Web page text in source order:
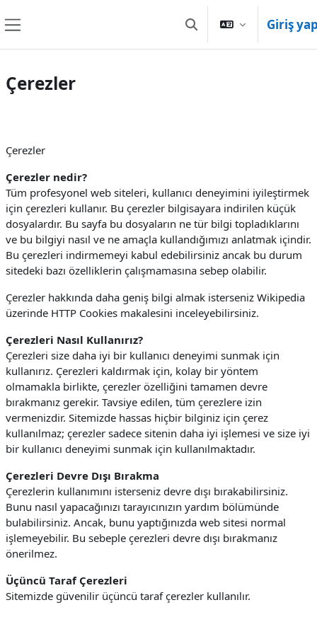
Arama girişini değiştir
Giriş
Çerezler
Çerezler
Çerezler nedir?
Tüm profesyonel web siteleri, kullanıcı deneyimini iyileştirmek
için çerezleri kullanır. Bu çerezler bilgisayara indirilen küçük
dosyalardır. Bu sayfa bu dosyaların ne tür bilgi topladıklarını
ve bu bilgiyi nasıl ve ne amaçla kullandığımızı anlatmak içindir.
Bu çerezleri indirmemeyi kabul edebilirsiniz ancak bu durum
sitedeki bazı özelliklerin çalışmamasına sebep olabilir.
Çerezler hakkında daha geniş bilgi almak isterseniz Wikipedia
üzerinde HTTP Cookies makalesini inceleyebilirsiniz.
Çerezleri Nasıl Kullanırız?
Çerezleri size daha iyi bir kullanıcı deneyimi sunmak için
kullanırız. Çerezleri kaldırmak için, kolay bir yöntem
olmamakla birlikte, çerezler özelliğini tamamen devre
bırakmanız gerekir. Tavsiye edilen, tüm çerezlere izin
vermenizdir. Sitemizde hassas hiçbir bilginiz için çerez
kullanılmaz; çerezler sadece sitenin daha iyi işlemesi ve size iyi
bir kullanıcı deneyimi sunmak için kullanılmaktadır.
Çerezleri Devre Dışı Bırakma
Çerezlerin kullanımını isterseniz devre dışı bırakabilirsiniz.
Bunu nasıl yapacağınızı tarayıcınızın yardım bölümünde
bulabilirsiniz. Ancak, bunu yaptığınızda web sitesi normal
işlemeyebilir. Bu sebeple çerezleri devre dışı bırakmanız
önerilmez.
Üçüncü Taraf Çerezleri
Sitemizde güvenilir üçüncü taraf çerezler kullanılır.